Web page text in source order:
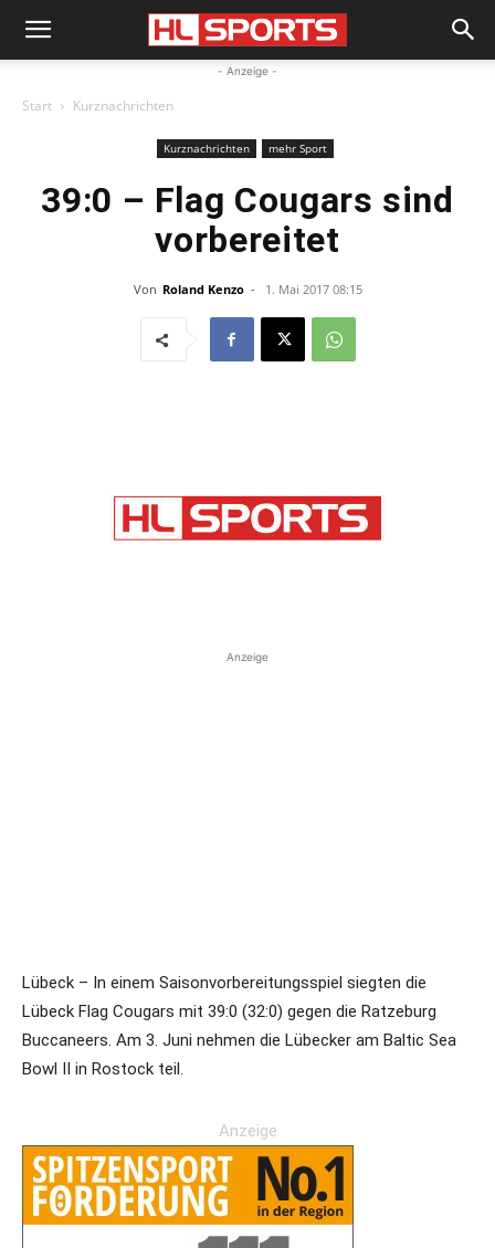
- Anzeige -
Start Kurznachrichten
Kurznachrichten mehr Sport
39:0 – Flag Cougars sind
vorbereitet
Von Roland Kenzo - 1. Mai 2017 08:15
Anzeige
Lübeck – In einem Saisonvorbereitungsspiel siegten die
Lübeck Flag Cougars mit 39:0 (32:0) gegen die Ratzeburg
Buccaneers. Am 3. Juni nehmen die Lübecker am Baltic Sea
Bowl II in Rostock teil.
Anzeige